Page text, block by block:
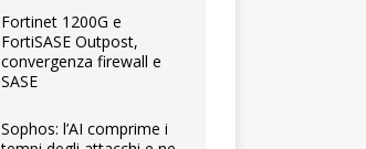
Fortinet 1200G e
FortiSASE Outpost,
convergenza firewall e
SASE
Sophos: l’AI comprime i